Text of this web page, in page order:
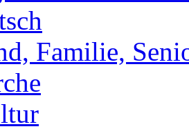
Familie,